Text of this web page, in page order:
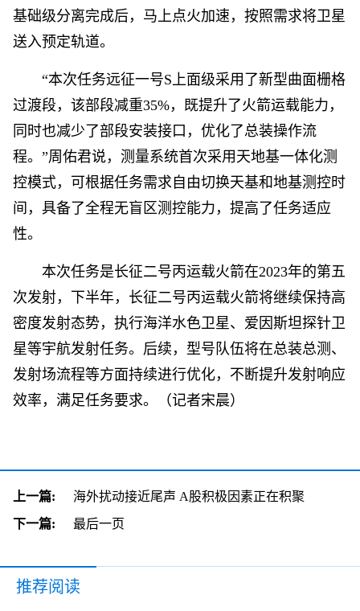
基础级分离完成后，马上点火加速，按照需求将卫星
送入预定轨道。
“本次任务远征一号S上面级采用了新型曲面栅格
过渡段，该部段减重35%，既提升了火箭运载能力，
同时也减少了部段安装接口，优化了总装操作流
程。”周佑君说，测量系统首次采用天地基一体化测
控模式，可根据任务需求自由切换天基和地基测控时
间，具备了全程无盲区测控能力，提高了任务适应
性。
本次任务是长征二号丙运载火箭在2023年的第五
次发射，下半年，长征二号丙运载火箭将继续保持高
密度发射态势，执行海洋水色卫星、爱因斯坦探针卫
星等宇航发射任务。后续，型号队伍将在总装总测、
发射场流程等方面持续进行优化，不断提升发射响应
效率，满足任务要求。（记者宋晨）
上一篇:
海外扰动接近尾声 A股积极因素正在积聚
下一篇:
最后一页
推荐阅读